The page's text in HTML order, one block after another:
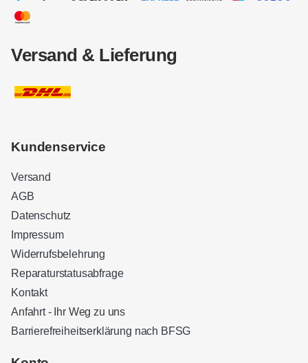
Versand & Lieferung
Kundenservice
Versand
AGB
Datenschutz
Impressum
Widerrufsbelehrung
Reparaturstatusabfrage
Kontakt
Anfahrt - Ihr Weg zu uns
Barrierefreiheitserklärung nach BFSGKundenbewertungen und Erfahrungen zu